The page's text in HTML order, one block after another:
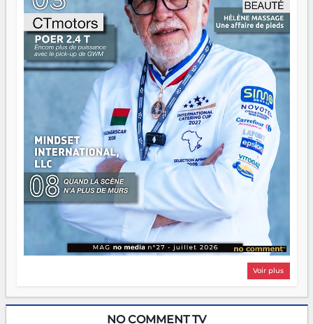
Surtout vos échecs, d'ailleurs — ils enseignent mieux que
n'importe quel manuel. À Madagascar, la barque avance.
Il faut juste s'assurer que tout le monde rame dans le
même sens.
Voir plus
NO COMMENT TV